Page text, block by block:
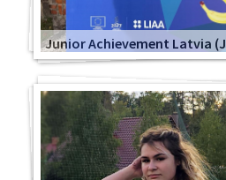
Junior Achievement Latvia